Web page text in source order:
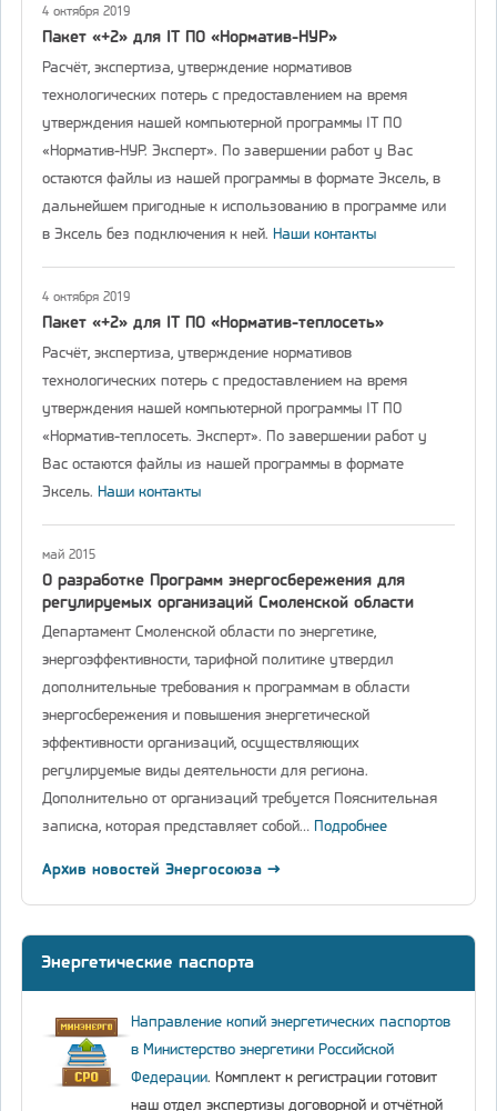
4 октября 2019
Пакет «+2» для IT ПО «Норматив-НУР»
Расчёт, экспертиза, утверждение нормативов
технологических потерь с предоставлением на время
утверждения нашей компьютерной программы IT ПО
«Норматив-НУР. Эксперт». По завершении работ у Вас
остаются файлы из нашей программы в формате Эксель, в
дальнейшем пригодные к использованию в программе или
в Эксель без подключения к ней. Наши контакты
4 октября 2019
Пакет «+2» для IT ПО «Норматив-теплосеть»
Расчёт, экспертиза, утверждение нормативов
технологических потерь с предоставлением на время
утверждения нашей компьютерной программы IT ПО
«Норматив-теплосеть. Эксперт». По завершении работ у
Вас остаются файлы из нашей программы в формате
Эксель. Наши контакты
май 2015
О разработке Программ энергосбережения для
регулируемых организаций Смоленской области
Департамент Смоленской области по энергетике,
энергоэффективности, тарифной политике утвердил
дополнительные требования к программам в области
энергосбережения и повышения энергетической
эффективности организаций, осуществляющих
регулируемые виды деятельности для региона.
Дополнительно от организаций требуется Пояснительная
записка, которая представляет собой… Подробнее
Архив новостей Энергосоюза →
Энергетические паспорта
Направление копий энергетических паспортов
в Министерство энергетики Российской
Федерации. Комплект к регистрации готовит
наш отдел экспертизы договорной и отчётной